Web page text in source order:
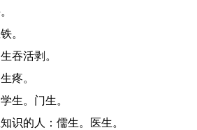
。
吞活剥。
疼。
生。门生。
识的人：儒生。医生。